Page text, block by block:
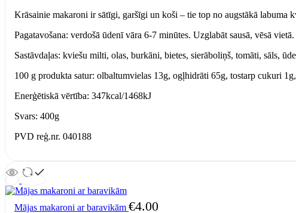
Krāsainie makaroni ir sātīgi, garšīgi un koši – tie top no augstākā labuma
Pagatavošana: verdošā ūdenī vāra 6-7 minūtes. Uzglabāt sausā, vēsā vietā.
Sastāvdaļas: kviešu milti, olas, burkāni, bietes, sierāboliņš, tomāti, sāls,
100 g produkta satur: olbaltumvielas 13g, ogļhidrāti 65g, tostarp cukuri
Enerģētiskā vērtība: 347kcal/1468kJ
Svars: 400g
PVD reģ.nr. 040188
Mājas makaroni ar baravikām €4.00